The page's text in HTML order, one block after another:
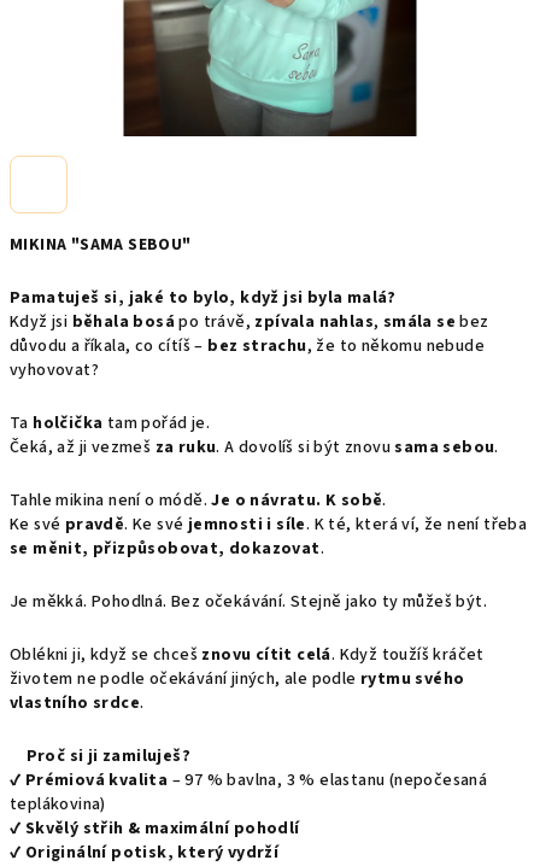
MIKINA "SAMA SEBOU"
Pamatuješ si, jaké to bylo, když jsi byla malá?
Když jsi běhala bosá po trávě, zpívala nahlas, smála se bez
důvodu a říkala, co cítíš – bez strachu, že to někomu nebude
vyhovovat?
Ta holčička tam pořád je.
Čeká, až ji vezmeš za ruku. A dovolíš si být znovusama sebou.
Tahle mikina není o módě.Je o návratu. K sobě.
Ke své pravdě. Ke své jemnosti i síle. K té, která ví, že není třeba
se měnit, přizpůsobovat, dokazovat.
Je měkká. Pohodlná. Bez očekávání. Stejně jako ty můžeš být.
Oblékni ji, když se chceš znovu cítit celá. Když toužíš kráčet
životem ne podle očekávání jiných, ale podle rytmu svého
vlastního srdce.
Proč si ji zamiluješ?
✔ Prémiová kvalita – 97 % bavlna, 3 % elastanu (nepočesaná
teplákovina)
✔ Skvělý střih & maximální pohodlí
✔ Originální potisk, který vydrží